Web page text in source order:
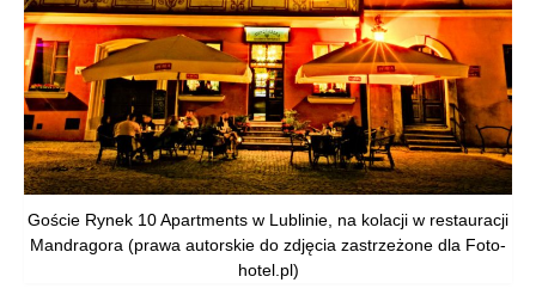
Goście Rynek 10 Apartments w Lublinie, na kolacji w restauracji
Mandragora (prawa autorskie do zdjęcia zastrzeżone dla Foto-
hotel.pl)